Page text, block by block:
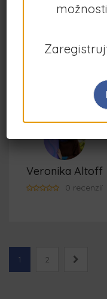
0 recenzií
Veronika Altoff
0 recenzií
1 2